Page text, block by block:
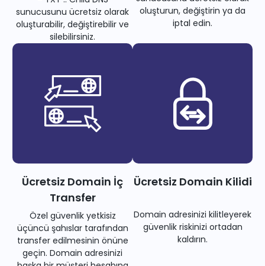
sunucusunu ücretsiz olarak
oluşturabilir, değiştirebilir ve
silebilirsiniz.
oluşturun, değiştirin ya da
iptal edin.
Ücretsiz Domain İç
Transfer
Özel güvenlik yetkisiz
üçüncü şahıslar tarafından
transfer edilmesinin önüne
geçin. Domain adresinizi
Ücretsiz Domain Kilidi
Domain adresinizi kilitleyerek
güvenlik riskinizi ortadan
kaldırın.